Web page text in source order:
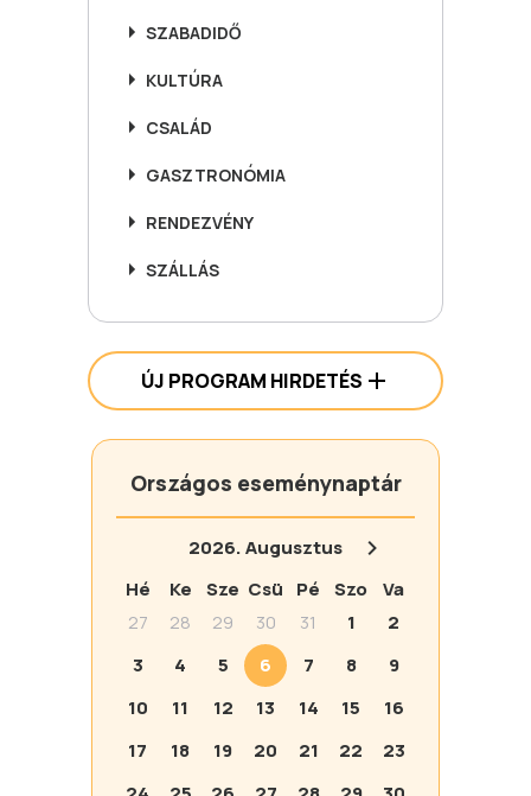
SZABADIDŐ
KULTÚRA
CSALÁD
GASZTRONÓMIA
RENDEZVÉNY
SZÁLLÁS
ÚJ PROGRAM HIRDETÉS
Országos eseménynaptár
2026.Augusztus
Hé
Ke Sze Csü Pé Szo
Va
27
28 29 30 31 1
2
3
4 5 6 7 8
9
10
11 12 13 14 15
16
17
18 19 20 21 22
23